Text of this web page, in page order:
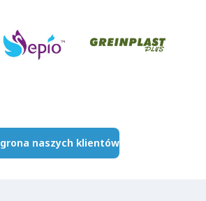
grona naszych klientów